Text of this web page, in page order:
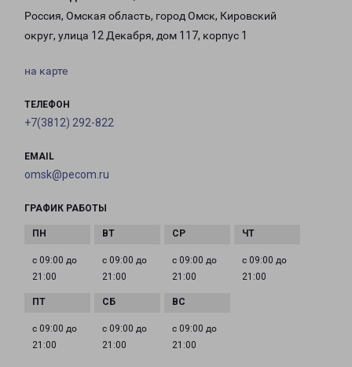
Россия, Омская область, город Омск, Кировский
округ, улица 12 Декабря, дом 117, корпус 1
на карте
ТЕЛЕФОН
+7(3812) 292-822
EMAIL
omsk@pecom.ru
ГРАФИК РАБОТЫ
с 09:00 до
21:00
с 09:00 до
21:00
с 09:00 до
21:00
с 09:00 до
21:00
с 09:00 до
21:00
с 09:00 до
21:00
с 09:00 до
21:00